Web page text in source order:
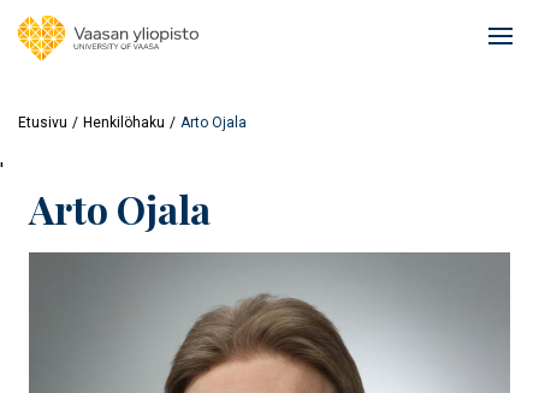
Etusivu Henkilöhaku Arto Ojala
'
Arto Ojala